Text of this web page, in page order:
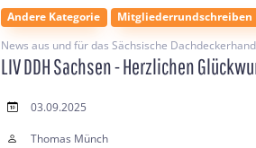
Andere Kategorie
Mitgliederrundschreiben
News aus und für das Sächsische
LIV DDH Sachsen - Herzlichen
03.09.2025
Thomas Münch